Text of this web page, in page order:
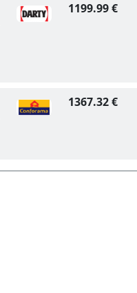
1199.99 €
1367.32 €